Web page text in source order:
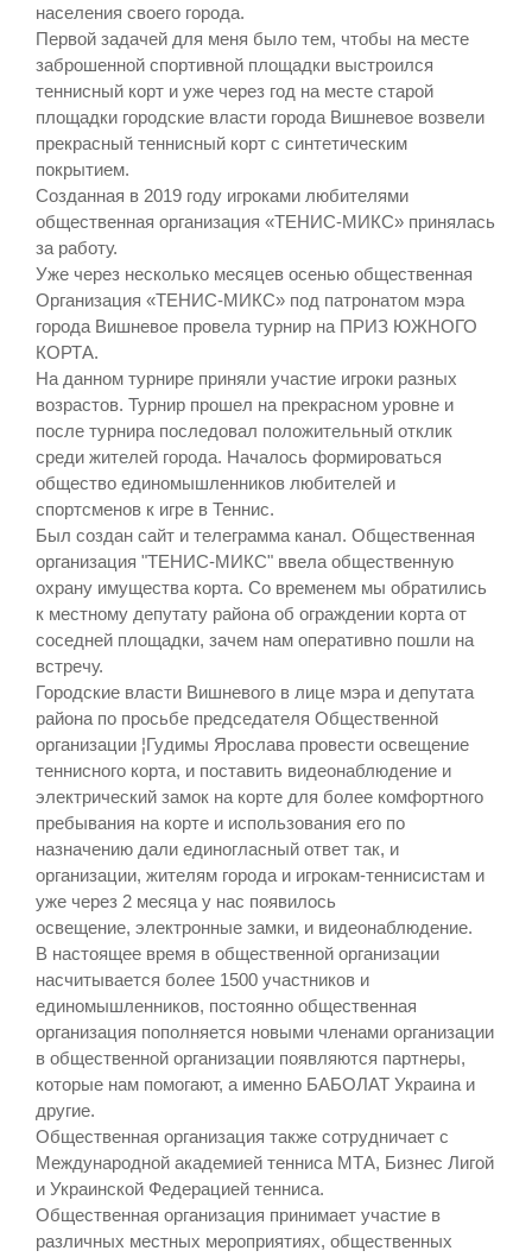
населения своего города.
Первой задачей для меня было тем, чтобы на месте
заброшенной спортивной площадки выстроился
теннисный корт и уже через год на месте старой
площадки городские власти города Вишневое возвели
прекрасный теннисный корт с синтетическим
покрытием.
Созданная в 2019 году игроками любителями
общественная организация «ТЕНИС-МИКС» принялась
за работу.
Уже через несколько месяцев осенью общественная
Организация «ТЕНИС-МИКС» под патронатом мэра
города Вишневое провела турнир на ПРИЗ ЮЖНОГО
КОРТА.
На данном турнире приняли участие игроки разных
возрастов. Турнир прошел на прекрасном уровне и
после турнира последовал положительный отклик
среди жителей города. Началось формироваться
общество единомышленников любителей и
спортсменов к игре в Теннис.
Был создан сайт и телеграмма канал. Общественная
организация "ТЕНИС-МИКС" ввела общественную
охрану имущества корта. Со временем мы обратились
к местному депутату района об ограждении корта от
соседней площадки, зачем нам оперативно пошли на
встречу.
Городские власти Вишневого в лице мэра и депутата
района по просьбе председателя Общественной
организации ¦Гудимы Ярослава провести освещение
теннисного корта, и поставить видеонаблюдение и
электрический замок на корте для более комфортного
пребывания на корте и использования его по
назначению дали единогласный ответ так, и
организации, жителям города и игрокам-теннисистам и
уже через 2 месяца у нас появилось
освещение, электронные замки, и видеонаблюдение.
В настоящее время в общественной организации
насчитывается более 1500 участников и
единомышленников, постоянно общественная
организация пополняется новыми членами организации
в общественной организации появляются партнеры,
которые нам помогают, а именно БАБОЛАТ Украина и
другие.
Общественная организация также сотрудничает с
Международной академией тенниса МТА, Бизнес Лигой
и Украинской Федерацией тенниса.
Общественная организация принимает участие в
различных местных мероприятиях, общественных